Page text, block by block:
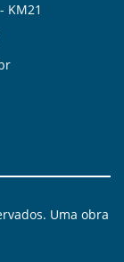
KM21
Uma obra